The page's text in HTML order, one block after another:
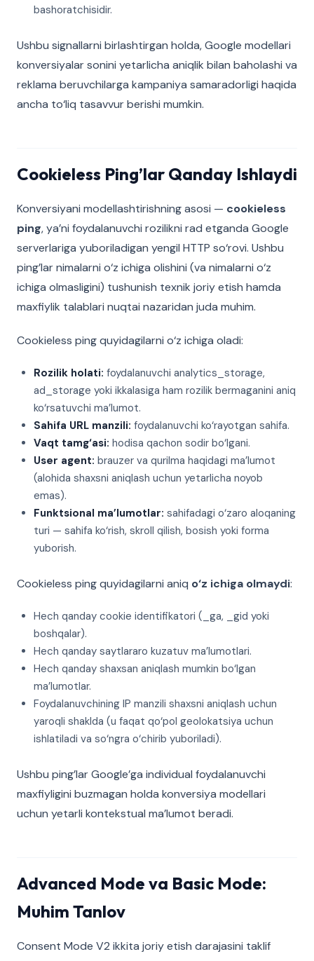
bashoratchisidir.
Ushbu signallarni birlashtirgan holda, Google modellari
konversiyalar sonini yetarlicha aniqlik bilan baholashi va
reklama beruvchilarga kampaniya samaradorligi haqida
ancha to‘liq tasavvur berishi mumkin.
Cookieless Ping’lar Qanday Ishlaydi
Konversiyani modellashtirishning asosi — cookieless
ping, ya’ni foydalanuvchi rozilikni rad etganda Google
serverlariga yuboriladigan yengil HTTP so‘rovi. Ushbu
ping’lar nimalarni o‘z ichiga olishini (va nimalarni o‘z
ichiga olmasligini) tushunish texnik joriy etish hamda
maxfiylik talablari nuqtai nazaridan juda muhim.
Cookieless ping quyidagilarni o‘z ichiga oladi:
Rozilik holati: foydalanuvchi analytics_storage,
ad_storage yoki ikkalasiga ham rozilik bermaganini aniq
ko‘rsatuvchi ma’lumot.
Sahifa URL manzili: foydalanuvchi ko‘rayotgan sahifa.
Vaqt tamg‘asi: hodisa qachon sodir bo‘lgani.
User agent: brauzer va qurilma haqidagi ma’lumot
(alohida shaxsni aniqlash uchun yetarlicha noyob
emas).
Funktsional ma’lumotlar: sahifadagi o‘zaro aloqaning
turi — sahifa ko‘rish, skroll qilish, bosish yoki forma
yuborish.
Cookieless ping quyidagilarni aniq o‘z ichiga olmaydi:
Hech qanday cookie identifikatori (_ga, _gid yoki
boshqalar).
Hech qanday saytlararo kuzatuv ma’lumotlari.
Hech qanday shaxsan aniqlash mumkin bo‘lgan
ma’lumotlar.
Foydalanuvchining IP manzili shaxsni aniqlash uchun
yaroqli shaklda (u faqat qo‘pol geolokatsiya uchun
ishlatiladi va so‘ngra o‘chirib yuboriladi).
Ushbu ping’lar Google’ga individual foydalanuvchi
maxfiyligini buzmagan holda konversiya modellari
uchun yetarli kontekstual ma’lumot beradi.
Advanced Mode va Basic Mode:
Muhim Tanlov
Consent Mode V2 ikkita joriy etish darajasini taklif